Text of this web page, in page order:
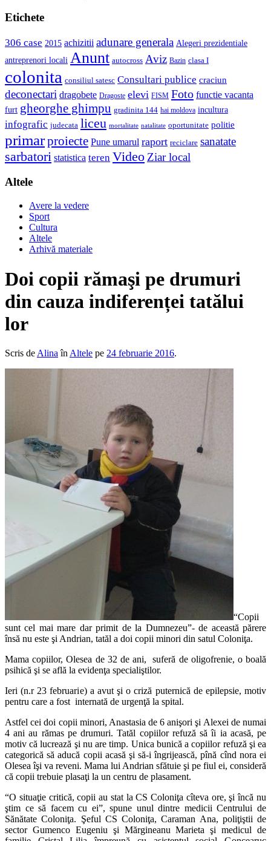
Etichete
306 case 2015 achizitii adunare generala Alegeri prezidentiale
antreprenori locali Anunt autocross Aviz Bazin clasa I
colonita consiliul satesc Consultari publice craciun
deconectari dragobete Dragoste elevi FISM Foto functie vacanta
furt gheorghe ghimpu gradinita 144 hai moldova incultura
infografic judecata liceu mortalitate natalitate oportunitate politie
primarproiecte Pune umarul raport reciclare sanatate
sarbatori statistica teren Video Ziar local
Altele
Avere la vedere
Sport
Cultura
Altele
Arhivă materiale
Doi copii rămaşi pe drumuri
din cauza indiferenței tatălui
lor
Scris de Alina în Altele pe 24 februarie 2016.
“Copii
sunt cel mai mare dar primit de la Dumnezeu”- de această părere
însă nu este şi Andrian, tatăl a doi copii minori din satul Coloniţa.
Mama copiilor, Olesea de 32 de ani, suferă de oligofrenie, o boală
psihică şi se află la evidenţa specialiştilor.
Ieri (n.r 23 februarie) a avut şi o criză puternică de epilepsie, motiv
pentru care a fost internată de urgenţă la spital.
Astfel cei doi copii minori, Anastasia de 6 anişori şi Alexei de numai
4 ani au rămas pe drumuri. Tatăl copiilor refuză să îi ia acasă, pe
motiv că lucrează şi nu are timp. Unica bunică a copiilor refuză şi ea
categorică să aducă copii acasă şi să-i îngrijească, pînă cînd nora ei
Olesea îşi va reveni. Mama lui Andrian sfătuie şi pe fiul ei, consideră
că copii trebuie plasaţi la un centru de plasament.
“O situaţie critică, copii au stat la CS Coloniţa cîteva ore, şi încă nu
ştim ce să facem cu ei”, spune unul dintre medicii Centrului de
Sănătate Coloniţa. Şeful CS Coloniţa, Caraman Ana, poliţiştii de
sector Gumenco Eugeniu şi Mărgineanu Marieta şi medicul de